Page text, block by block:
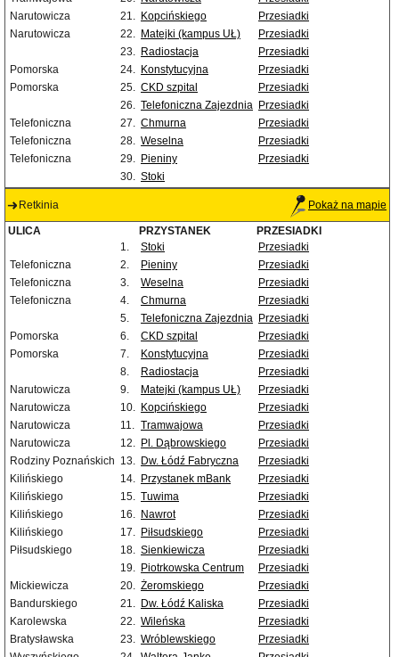
Narutowicza
21. Kopcińskiego
Przesiadki
Narutowicza
22. Matejki (kampus UŁ)
Przesiadki
23. Radiostacja
Przesiadki
Pomorska
24. Konstytucyjna
Przesiadki
Pomorska
25. CKD szpital
Przesiadki
26. Telefoniczna Zajezdnia Przesiadki
Telefoniczna
27. Chmurna
Przesiadki
Telefoniczna
28. Weselna
Przesiadki
Telefoniczna
29. Pieniny
Przesiadki
30. Stoki
Retkinia Pokaż na mapie
ULICA PRZYSTANEK
PRZESIADKI
1.
Stoki
Przesiadki
Telefoniczna
2. Pieniny
Przesiadki
Telefoniczna
3. Weselna
Przesiadki
Telefoniczna
4. Chmurna
Przesiadki
5.
Telefoniczna Zajezdnia Przesiadki
Pomorska
6. CKD szpital
Przesiadki
Pomorska
7. Konstytucyjna
Przesiadki
8.
Radiostacja
Przesiadki
Narutowicza
9. Matejki (kampus UŁ)
Przesiadki
Narutowicza
10. Kopcińskiego
Przesiadki
Narutowicza
11. Tramwajowa
Przesiadki
Narutowicza
12. Pl. Dąbrowskiego
Przesiadki
Rodziny Poznańskich 13. Dw. Łódź Fabryczna
Przesiadki
Kilińskiego
14. Przystanek mBank
Przesiadki
Kilińskiego
15. Tuwima
Przesiadki
Kilińskiego
16. Nawrot
Przesiadki
Kilińskiego
17. Piłsudskiego
Przesiadki
Piłsudskiego
18. Sienkiewicza
Przesiadki
19. Piotrkowska Centrum
Przesiadki
Mickiewicza
20. Żeromskiego
Przesiadki
Bandurskiego
21. Dw. Łódź Kaliska
Przesiadki
Karolewska
22. Wileńska
Przesiadki
Bratysławska
23. Wróblewskiego
Przesiadki